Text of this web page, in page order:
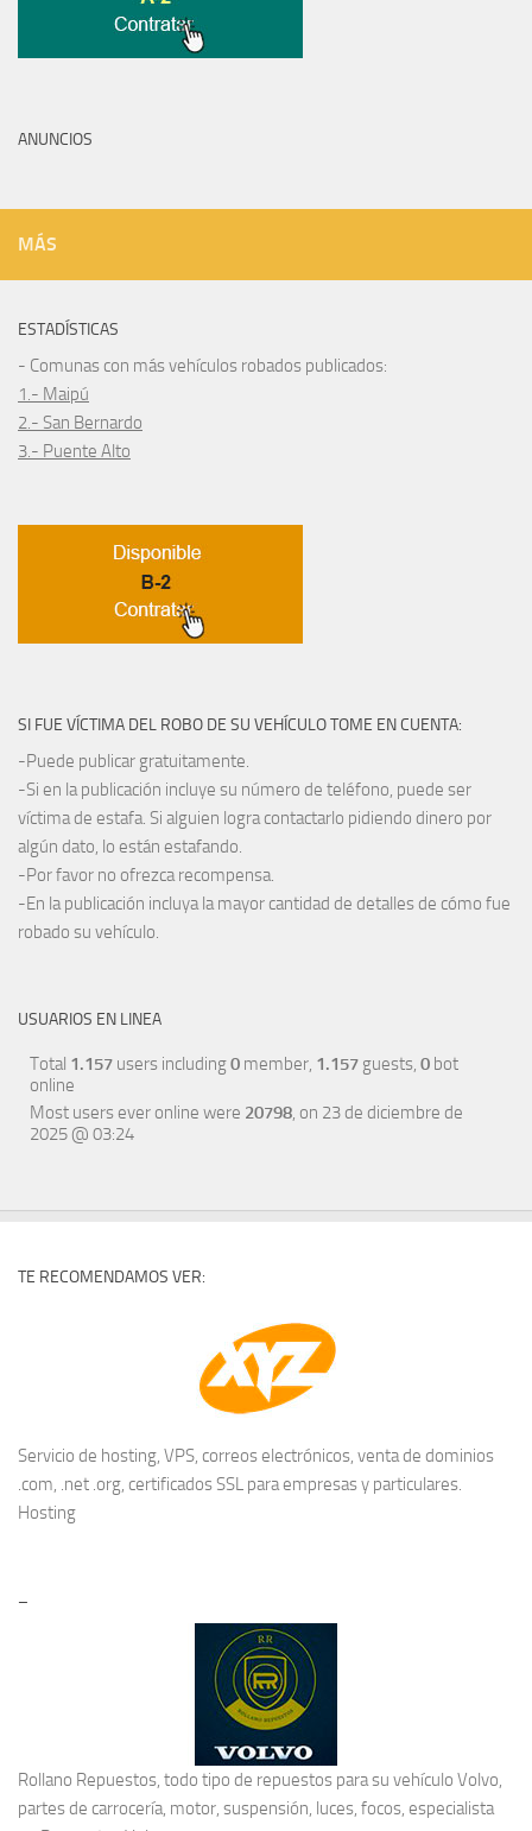
ANUNCIOS
MÁS
ESTADÍSTICAS
- Comunas con más vehículos robados publicados:
1.- Maipú
2.- San Bernardo
3.- Puente Alto
SI FUE VÍCTIMA DEL ROBO DE SU VEHÍCULO TOME EN CUENTA:
-Puede publicar gratuitamente.
-Si en la publicación incluye su número de teléfono, puede ser
víctima de estafa. Si alguien logra contactarlo pidiendo dinero por
algún dato, lo están estafando.
-Por favor no ofrezca recompensa.
-En la publicación incluya la mayor cantidad de detalles de cómo fue
robado su vehículo.
USUARIOS EN LINEA
Total 1.157 users including0 member, 1.157 guests, 0 bot
online
Most users ever online were 20798, on 23 de diciembre de
2025 @ 03:24
TE RECOMENDAMOS VER:
Servicio de hosting, VPS, correos electrónicos, venta de dominios
.com, .net .org, certificados SSL para empresas y particulares.
Hosting
–
Rollano Repuestos, todo tipo de repuestos para su vehículo Volvo,
partes de carrocería, motor, suspensión, luces, focos, especialista